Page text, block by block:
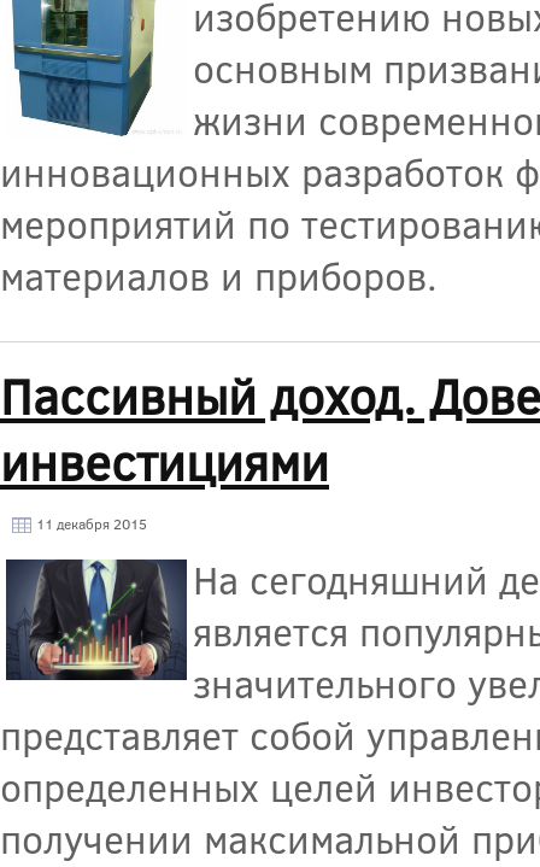
изобретению
основным
жизни
инновационных разработок
мероприятий по
материалов и приборов.
Пассивный доход.
инвестициями
11 декабря 2015
На сегодняшний
является
значительного
представляет собой
определенных целей
получении максимальной